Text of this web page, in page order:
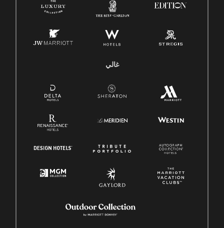
غالي